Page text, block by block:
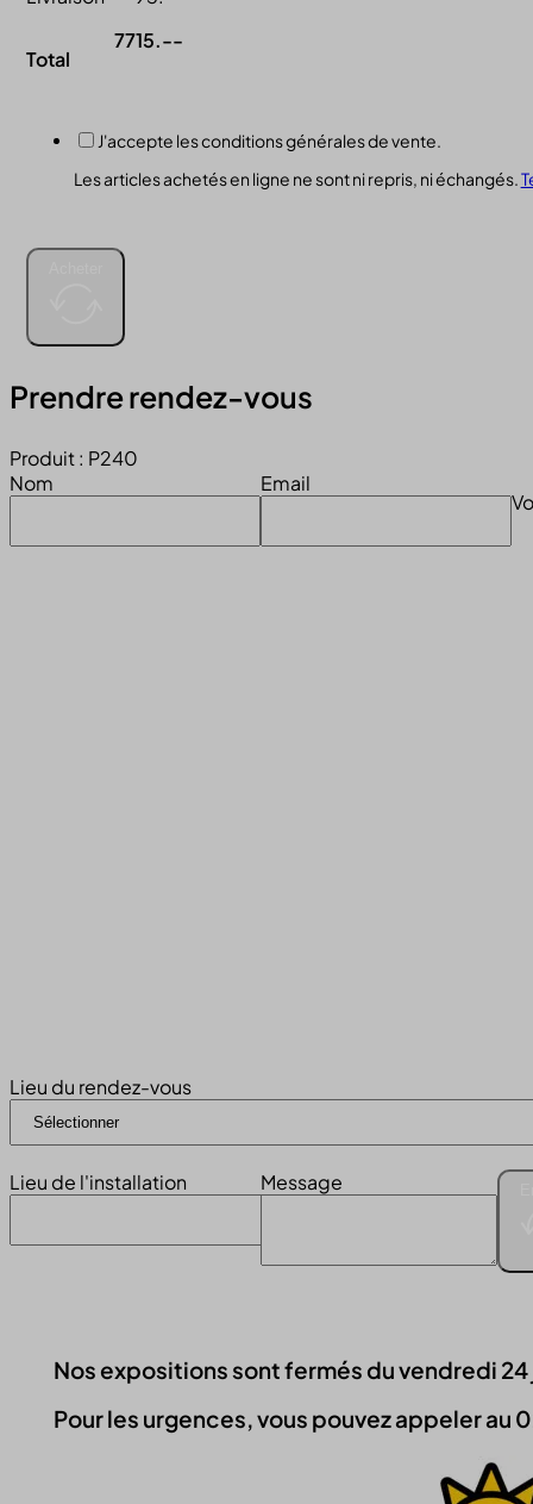
Total
7715.--
J'accepte les conditions générales de vente.
Les articles achetés en ligne ne sont ni repris, ni échangés.
Prendre rendez-vous
Produit : P240
Nom
Email
Lieu du rendez-vous
Lieu de l'installation Message
Nos expositions sont fermés du vendredi 24
Pour les urgences, vous pouvez appeler au